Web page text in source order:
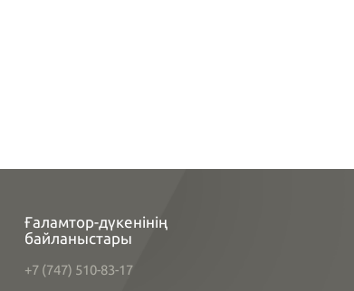
Ғаламтор-дүкенінің
байланыстары
+7 (747) 510-83-17